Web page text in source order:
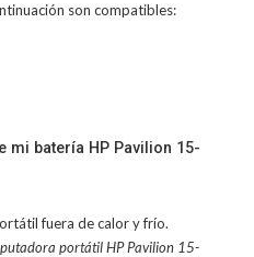
son compatibles:
mi batería HP Pavilion 15-
fuera de calor y frío.
portátil HP Pavilion 15-